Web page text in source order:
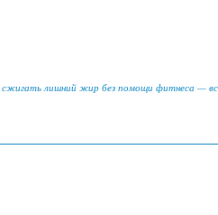
сжигать лишний жир без помощи фитнеса —